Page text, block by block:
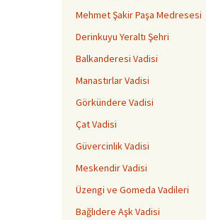
Mehmet Şakir Paşa Medresesi
Derinkuyu Yeraltı Şehri
Balkanderesi Vadisi
Manastırlar Vadisi
Görkündere Vadisi
Çat Vadisi
Güvercinlik Vadisi
Meskendir Vadisi
Üzengi ve Gomeda Vadileri
Bağlıdere Aşk Vadisi